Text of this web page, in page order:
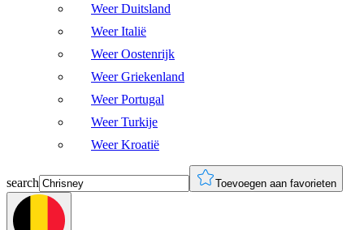
Weer Duitsland
Weer Italië
Weer Oostenrijk
Weer Griekenland
Weer Portugal
Weer Turkije
Weer Kroatië
search Toevoegen aan favorieten